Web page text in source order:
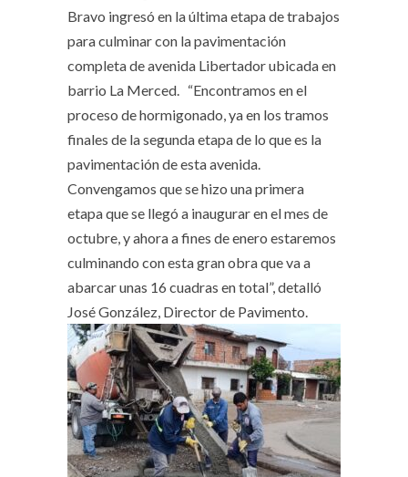
Bravo ingresó en la última etapa de trabajos
para culminar con la pavimentación
completa de avenida Libertador ubicada en
barrio La Merced. “Encontramos en el
proceso de hormigonado, ya en los tramos
finales de la segunda etapa de lo que es la
pavimentación de esta avenida.
Convengamos que se hizo una primera
etapa que se llegó a inaugurar en el mes de
octubre, y ahora a fines de enero estaremos
culminando con esta gran obra que va a
abarcar unas 16 cuadras en total”, detalló
José González, Director de Pavimento.